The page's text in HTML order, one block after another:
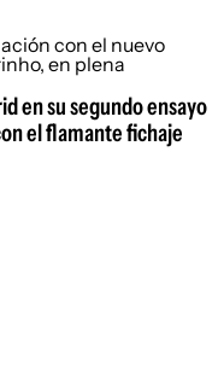
en su segundo ensayo
el flamante fichaje